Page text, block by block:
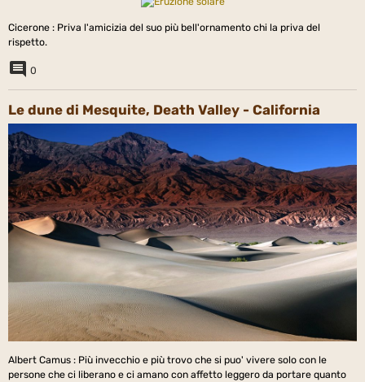
Cicerone : Priva l'amicizia del suo più bell'ornamento chi la priva del
rispetto.
0
Le dune di Mesquite, Death Valley - California
Albert Camus : Più invecchio e più trovo che si puo' vivere solo con le
persone che ci liberano e ci amano con affetto leggero da portare quanto